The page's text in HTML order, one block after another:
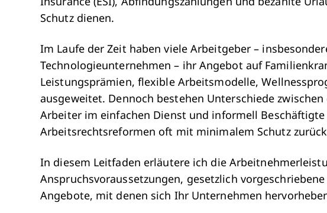
Schutz dienen.
Im Laufe der Zeit haben viele Arbeitgeber –
Technologieunternehmen – ihr Angebot auf
Leistungsprämien, flexible Arbeitsmodelle,
ausgeweitet. Dennoch bestehen Unterschiede
Arbeiter im einfachen Dienst und informell
Arbeitsrechtsreformen oft mit minimalem Schutz
In diesem Leitfaden erläutere ich die
Anspruchsvoraussetzungen, gesetzlich
Angebote, mit denen sich Ihr Unternehmen